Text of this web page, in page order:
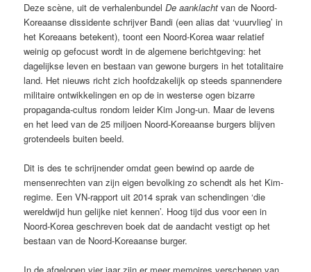
Deze scène, uit de verhalenbundelDe aanklacht van de Noord-
Koreaanse dissidente schrijver Bandi (een alias dat ‘vuurvlieg’ in
het Koreaans betekent), toont een Noord-Korea waar relatief
weinig op gefocust wordt in de algemene berichtgeving: het
dagelijkse leven en bestaan van gewone burgers in het totalitaire
land. Het nieuws richt zich hoofdzakelijk op steeds spannendere
militaire ontwikkelingen en op de in westerse ogen bizarre
propaganda-cultus rondom leider Kim Jong-un. Maar de levens
en het leed van de 25 miljoen Noord-Koreaanse burgers blijven
grotendeels buiten beeld.
Dit is des te schrijnender omdat geen bewind op aarde de
mensenrechten van zijn eigen bevolking zo schendt als het Kim-
regime. Een VN-rapport uit 2014 sprak van schendingen ‘die
wereldwijd hun gelijke niet kennen’. Hoog tijd dus voor een in
Noord-Korea geschreven boek dat de aandacht vestigt op het
bestaan van de Noord-Koreaanse burger.